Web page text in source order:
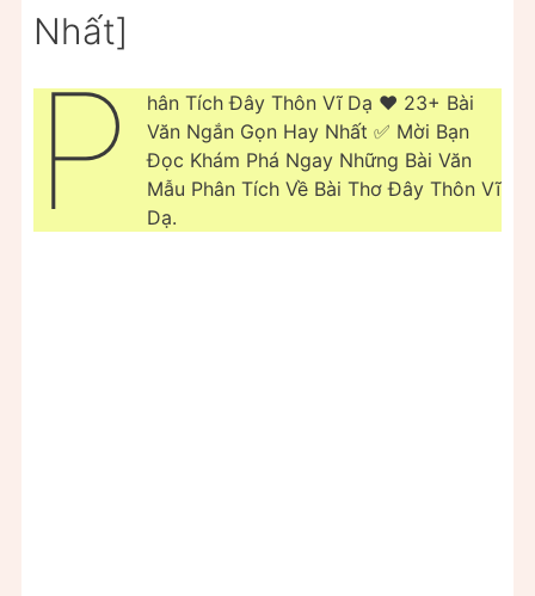
Nhất]
P
hân Tích Đây Thôn Vĩ Dạ ❤️️ 23+ Bài
Văn Ngắn Gọn Hay Nhất ✅ Mời Bạn
Đọc Khám Phá Ngay Những Bài Văn
Mẫu Phân Tích Về Bài Thơ Đây Thôn Vĩ
Dạ.